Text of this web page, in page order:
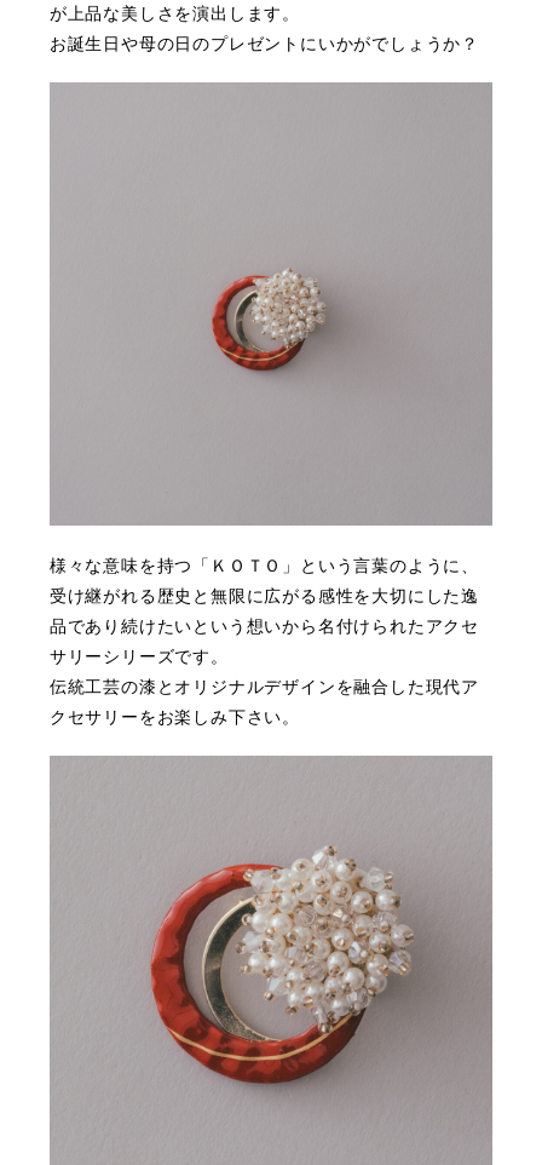
が上品な美しさを演出します。
お誕生日や母の日のプレゼントにいかがでしょうか？
様々な意味を持つ「ＫＯＴＯ」という言葉のように、
受け継がれる歴史と無限に広がる感性を大切にした逸
品であり続けたいという想いから名付けられたアクセ
サリーシリーズです。
伝統工芸の漆とオリジナルデザインを融合した現代ア
クセサリーをお楽しみ下さい。